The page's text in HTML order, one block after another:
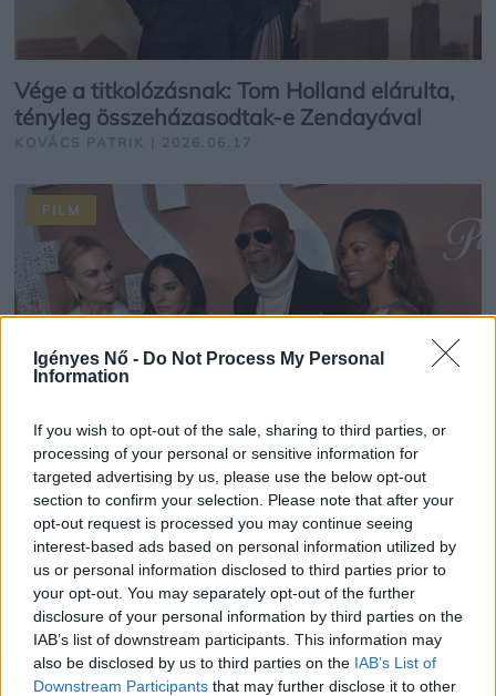
Igényes Nő - Do Not Process My Personal
Information
If you wish to opt-out of the sale, sharing to third parties, or
processing of your personal or sensitive information for
targeted advertising by us, please use the below opt-out
section to confirm your selection. Please note that after your
opt-out request is processed you may continue seeing
interest-based ads based on personal information utilized by
us or personal information disclosed to third parties prior to
your opt-out. You may separately opt-out of the further
disclosure of your personal information by third parties on the
IAB’s list of downstream participants. This information may
also be disclosed by us to third parties on the IAB’s List of
Downstream Participants that may further disclose it to other
Vége a titkolózásnak: Tom Holland elárulta,
tényleg összeházasodtak-e Zendayával
KOVÁCS PATRIK | 2026.06.17
Folytatódik a Lioness: itt az első ízelítő Nicole
Kidman kémsorozatának harmadik évadából
KOVÁCS PATRIK | 2026.06.12
FILM
FILM